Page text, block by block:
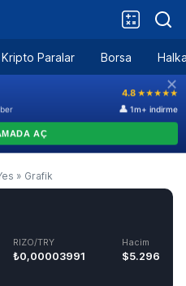
Kripto Paralar Borsa
» Grafik
RIZO/TRY
₺0,00003991
Hacim
$5.296